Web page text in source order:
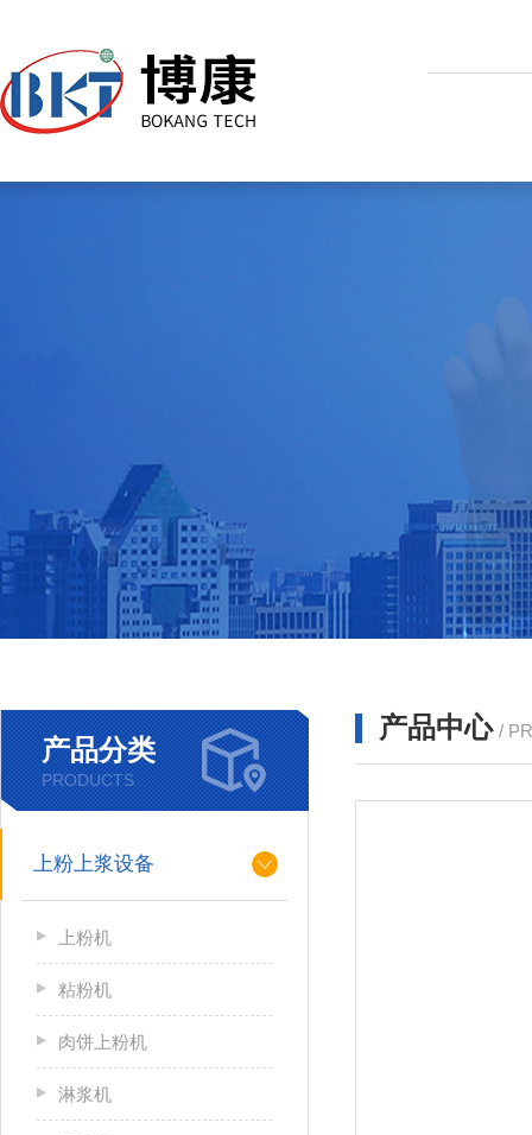
产品分类
PRODUCTS
上粉上浆设备
上粉机
粘粉机
肉饼上粉机
淋浆机
产品中心 /